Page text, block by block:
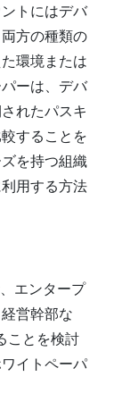
トにはデバ
方の種類の
環境または
ーは、デバ
れたパスキ
することを
を持つ組織
用する方法
エンタープ
営幹部な
ことを検討
イトペーパ